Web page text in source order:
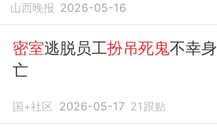
山西晚报 2026-05-16
密室逃脱员工扮吊死鬼不幸身
亡
国+社区 2026-05-17 21 跟贴